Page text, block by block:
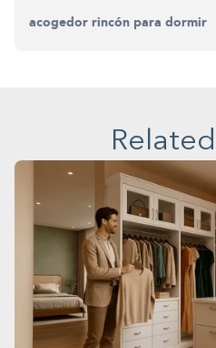
acogedor rincón para dormir